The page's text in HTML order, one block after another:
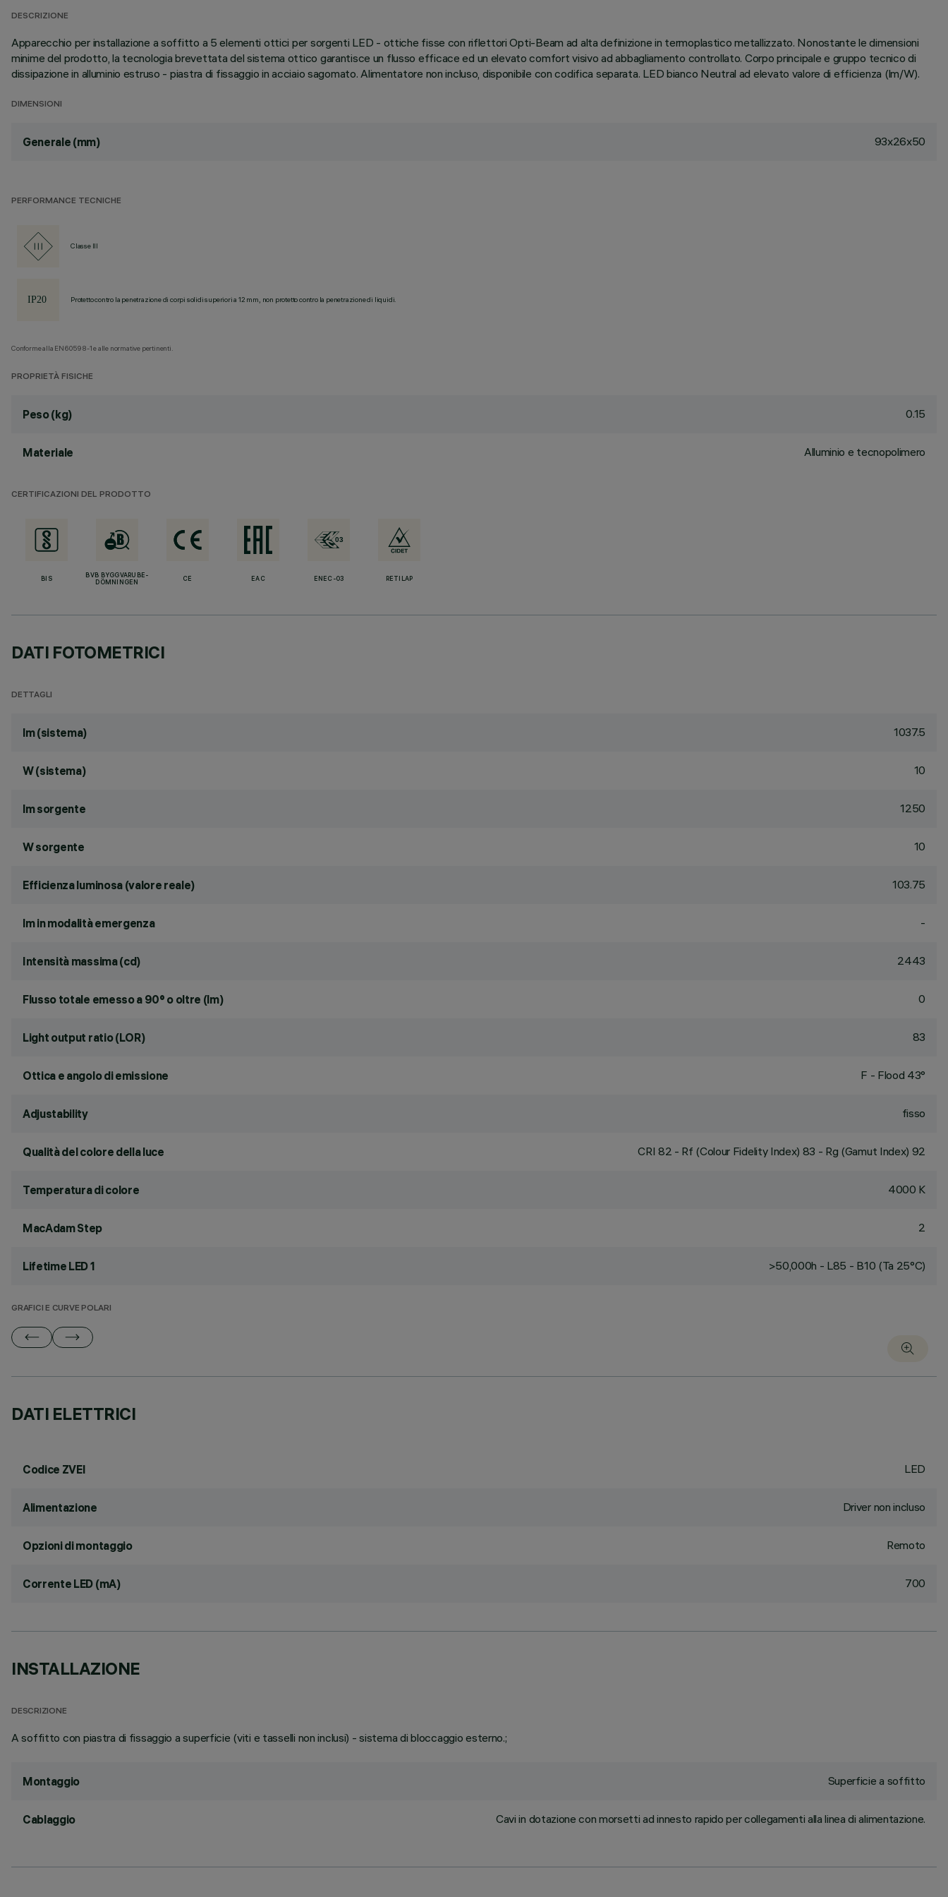
DESCRIZIONE
Apparecchio per installazione a soffitto a 5 elementi ottici per sorgenti LED - ottiche fisse con riflettori Opti-Beam ad alta definizione in termoplastico metallizzato. Nonostante le dimensioni
minime del prodotto, la tecnologia brevettata del sistema ottico garantisce un flusso efficace ed un elevato comfort visivo ad abbagliamento controllato. Corpo principale e gruppo tecnico di
dissipazione in alluminio estruso - piastra di fissaggio in acciaio sagomato. Alimentatore non incluso, disponibile con codifica separata. LED bianco Neutral ad elevato valore di efficienza (lm/W).
DIMENSIONI
Generale (mm) 93x26x50
PERFORMANCE TECNICHE
Classe III
Protetto contro la penetrazione di corpi solidi superiori a 12 mm, non protetto contro la penetrazione di liquidi.
Conforme alla EN60598-1 e alle normative pertinenti.
PROPRIETÀ FISICHE
Peso (kg) 0.15
Materiale Alluminio e tecnopolimero
CERTIFICAZIONI DEL PRODOTTO
BIS
BVB BYGGVARUBE-
DÖMNINGEN
CE EAC ENEC-03 RETILAP
DATI FOTOMETRICI
DETTAGLI
lm (sistema) 1037.5
W (sistema) 10
lm sorgente 1250
W sorgente 10
Efficienza luminosa (valore reale) 103.75
lm in modalità emergenza -
Intensità massima (cd) 2443
Flusso totale emesso a 90° o oltre (lm) 0
Light output ratio (LOR) 83
Ottica e angolo di emissione F - Flood 43°
Adjustability fisso
Qualità del colore della luce CRI 82 - Rf (Colour Fidelity Index) 83 - Rg (Gamut Index) 92
Temperatura di colore 4000 K
MacAdam Step 2
Lifetime LED 1 >50,000h - L85 - B10 (Ta 25°C)
GRAFICI E CURVE POLARI
DATI ELETTRICI
Codice ZVEI LED
Alimentazione Driver non incluso
Opzioni di montaggio Remoto
Corrente LED (mA) 700
INSTALLAZIONE
DESCRIZIONE
A soffitto con piastra di fissaggio a superficie (viti e tasselli non inclusi) - sistema di bloccaggio esterno.;
Montaggio Superficie a soffitto
Cablaggio Cavi in dotazione con morsetti ad innesto rapido per collegamenti alla linea di alimentazione.